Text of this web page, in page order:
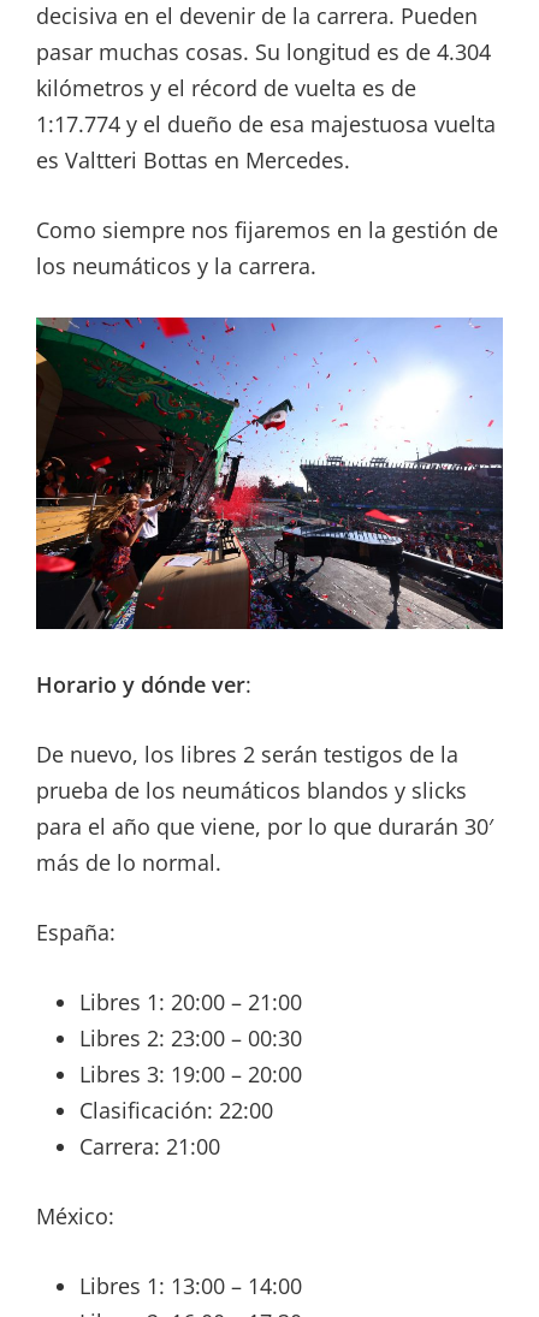
decisiva en el devenir de la carrera. Pueden
pasar muchas cosas. Su longitud es de 4.304
kilómetros y el récord de vuelta es de
1:17.774 y el dueño de esa majestuosa vuelta
es Valtteri Bottas en Mercedes.
Como siempre nos fijaremos en la gestión de
los neumáticos y la carrera.
Horario y dónde ver:
De nuevo, los libres 2 serán testigos de la
prueba de los neumáticos blandos y slicks
para el año que viene, por lo que durarán 30′
más de lo normal.
España:
Libres 1: 20:00 – 21:00
Libres 2: 23:00 – 00:30
Libres 3: 19:00 – 20:00
Clasificación: 22:00
Carrera: 21:00
México:
Libres 1: 13:00 – 14:00